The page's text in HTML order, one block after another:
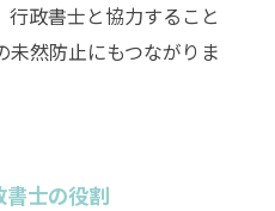
行政書士と協力すること
未然防止にもつながりま
書士の役割